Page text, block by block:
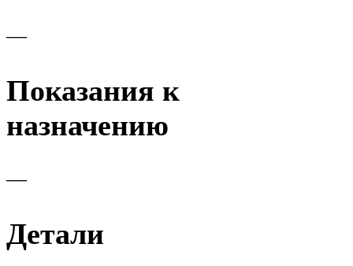
—
Показания к
назначению
—
Детали